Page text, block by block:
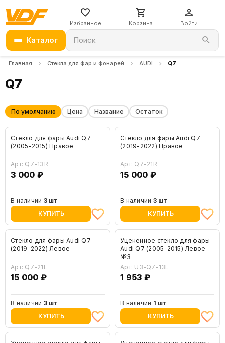
Избранное Корзина Войти
Каталог Поиск
Главная Стекла для фар и фонарей AUDI Q7
Q7
По умолчанию Цена Название Остаток
Стекло для фары Audi Q7
(2005-2015) Правое
Арт: Q7-13R
3 000 ₽
В наличии 3 шт
КУПИТЬ
Стекло для фары Audi Q7
(2019-2022) Правое
Арт: Q7-21R
15 000 ₽
В наличии 3 шт
КУПИТЬ
Стекло для фары Audi Q7
(2019-2022) Левое
Арт: Q7-21L
15 000 ₽
В наличии 3 шт
КУПИТЬ
Уцененное стекло для фары
Audi Q7 (2005-2015) Левое
№3
Арт: U3-Q7-13L
1 953 ₽
В наличии 1 шт
КУПИТЬ